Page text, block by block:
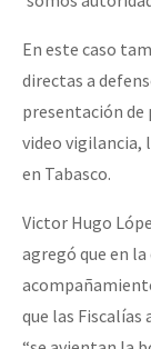
En este caso
directas a
presentación de
video vigilancia,
en Tabasco.
Victor Hugo
agregó que en
que las